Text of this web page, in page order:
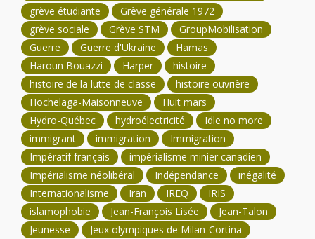
grève étudiante
Grève générale 1972
grève sociale
Grève STM
GroupMobilisation
Guerre
Guerre d'Ukraine
Hamas
Haroun Bouazzi
Harper
histoire
histoire de la lutte de classe
histoire ouvrière
Hochelaga-Maisonneuve
Huit mars
Hydro-Québec
hydroélectricité
Idle no more
immigrant
immigration
Immigration
Impératif français
impérialisme minier canadien
Impérialisme néolibéral
Indépendance
inégalité
Internationalisme
Iran IREQ
IRIS
islamophobie
Jean-François Lisée
Jean-Talon
Jeunesse
Jeux olympiques de Milan-Cortina